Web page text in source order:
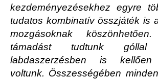
kezdeményezésekhez egyre
tudatos kombinatív összjáték is
mozgásoknak
támadást tudtunk
labdaszerzésben is kellően
voltunk. Összességében